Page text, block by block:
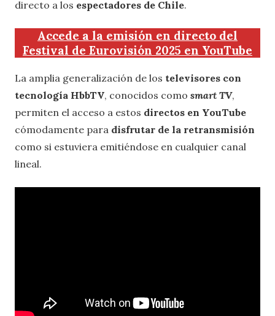
directo a los espectadores de Chile.
Accede a la emisión en directo del
Festival de Eurovisión 2025 en YouTube
La amplia generalización de los televisores con
tecnología HbbTV, conocidos como smart TV,
permiten el acceso a estos directos en YouTube
cómodamente para disfrutar de la retransmisión
como si estuviera emitiéndose en cualquier canal
lineal.